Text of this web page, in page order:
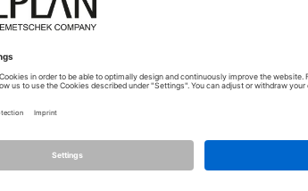
10.06.2020 - 06:13
ich hab nun ne dreischalige Wand gemacht und mit
Heike